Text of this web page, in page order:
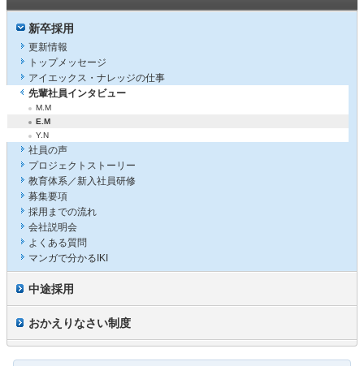
新卒採用
更新情報
トップメッセージ
アイエックス・ナレッジの仕事
先輩社員インタビュー
M.M
E.M
Y.N
社員の声
プロジェクトストーリー
教育体系／新入社員研修
募集要項
採用までの流れ
会社説明会
よくある質問
マンガで分かるIKI
中途採用
おかえりなさい制度